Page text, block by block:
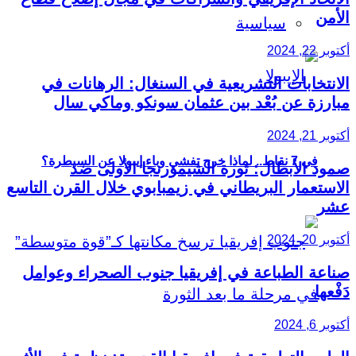
سياسية
في 7 نقاط.. لماذا خرج تفشي وباء إيبولا عن السيطرة؟
الأمن
أكتوبر 22, 2024
الانتخابات التشريعية في السنغال: الرهانات في
مبارزة عن بُعْد بين عثمان سونكو وماكي سال
أكتوبر 21, 2024
صمود الأبطال: ثورة الشيمورنجا الأولى ضد
الاستعمار البريطاني في زيمبابوي خلال القرن التاسع
عشر
أكتوبر 20, 2024
صناعة الطباعة في إفريقيا جنوب الصحراء وعوامل
دَفْعها
أكتوبر 6, 2024